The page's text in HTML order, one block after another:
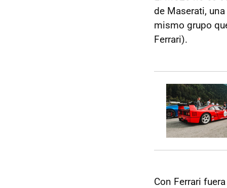
de Maserati,
mismo grupo
Ferrari).
Con Ferrari